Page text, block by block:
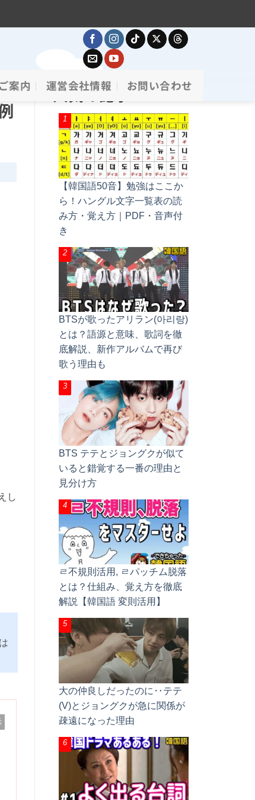
案内 運営会社情報 お問い合わせ
し
人気の記事
【韓国語50音】勉強はここか
ら！ハングル文字一覧表の読
み方・覚え方｜PDF・音声付
き
BTSが歌ったアリラン(아리랑)
とは？語源と意味、歌詞を徹
底解説、新作アルバムで再び
歌う理由も
BTS テテとジョングクが似て
いると錯覚する一番の理由と
見分け方
ㄹ不規則活用, ㄹパッチム脱落
とは？仕組み、覚え方を徹底
解説【韓国語 変則活用】
大の仲良しだったのに‥テテ
(V)とジョングクが急に関係が
疎遠になった理由